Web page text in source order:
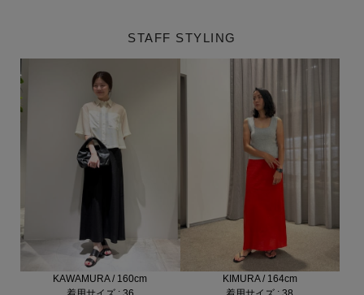
■こちらは手洗い可能な商品です。STAFF STYLING
KAWAMURA / 160cm
KIMURA / 164cm